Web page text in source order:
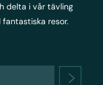
delta i vår tävling
resor.